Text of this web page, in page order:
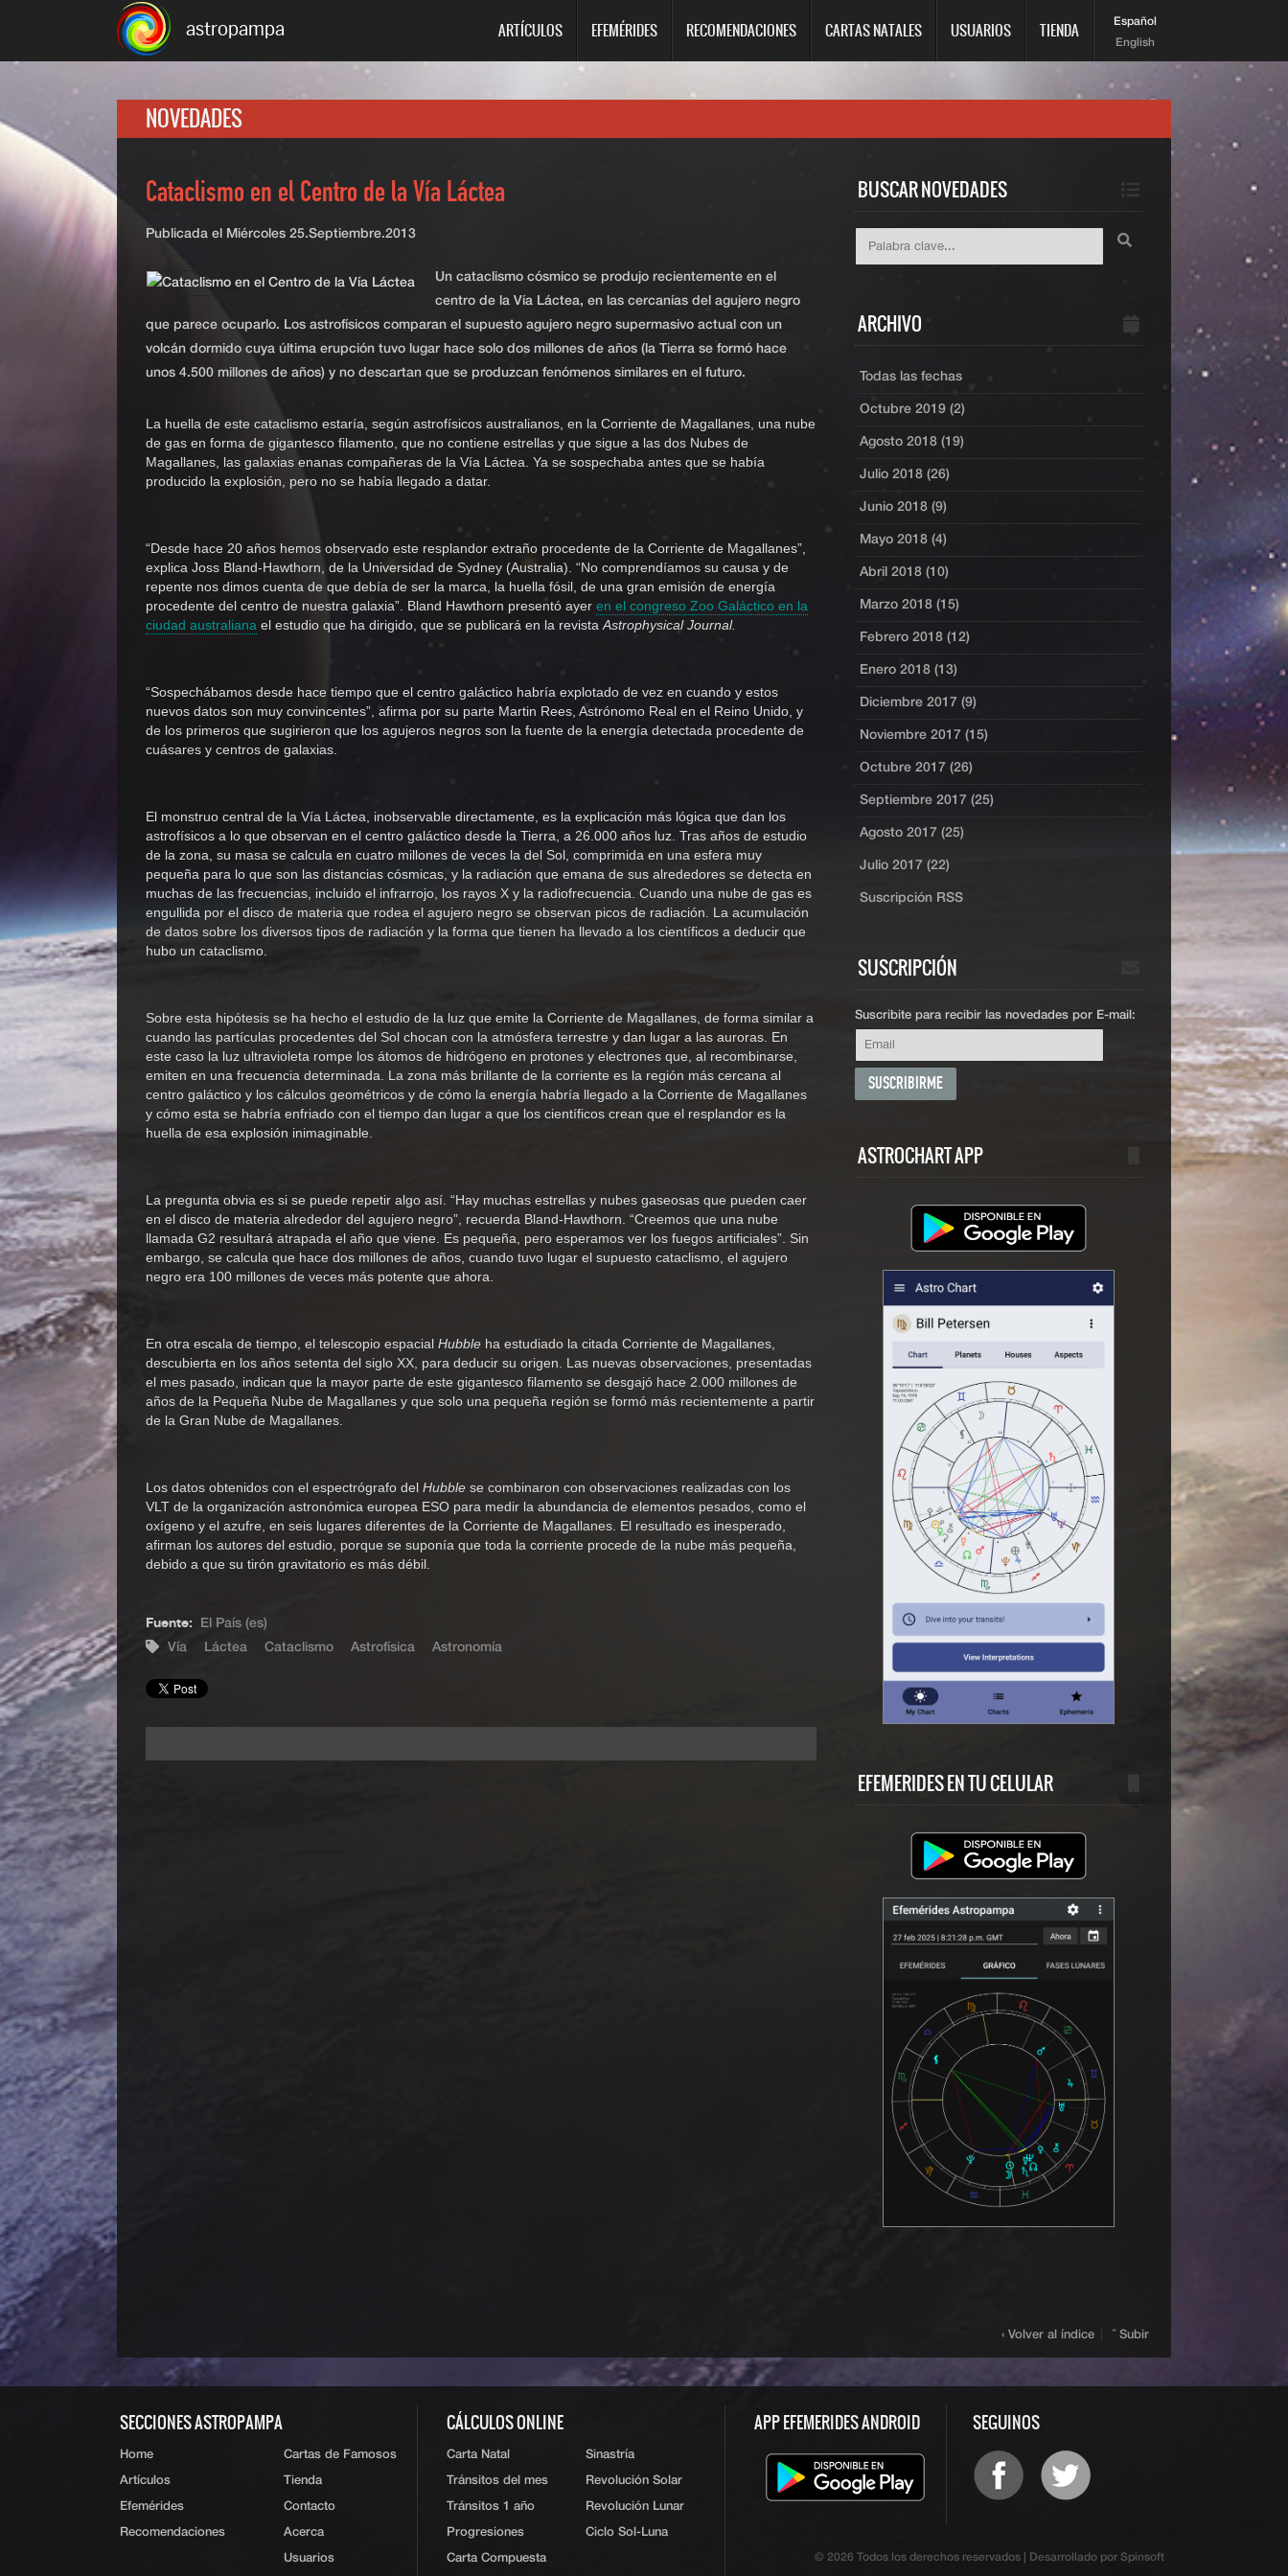
astropampa
Español
English
ARTÍCULOS EFEMÉRIDES RECOMENDACIONES CARTAS NATALES USUARIOS TIENDA
NOVEDADES
Cataclismo en el Centro de la Vía Láctea
Publicada el Miércoles 25.Septiembre.2013
Un cataclismo cósmico se produjo recientemente en el
centro de la Vía Láctea, en las cercanías del agujero negro
que parece ocuparlo. Los astrofísicos comparan el supuesto agujero negro supermasivo actual con un
volcán dormido cuya última erupción tuvo lugar hace solo dos millones de años (la Tierra se formó hace
unos 4.500 millones de años) y no descartan que se produzcan fenómenos similares en el futuro.
La huella de este cataclismo estaría, según astrofísicos australianos, en la Corriente de Magallanes, una nube
de gas en forma de gigantesco filamento, que no contiene estrellas y que sigue a las dos Nubes de
Magallanes, las galaxias enanas compañeras de la Vía Láctea. Ya se sospechaba antes que se había
producido la explosión, pero no se había llegado a datar.
“Desde hace 20 años hemos observado este resplandor extraño procedente de la Corriente de Magallanes”,
explica Joss Bland-Hawthorn, de la Universidad de Sydney (Australia). “No comprendíamos su causa y de
repente nos dimos cuenta de que debía de ser la marca, la huella fósil, de una gran emisión de energía
procedente del centro de nuestra galaxia”. Bland Hawthorn presentó ayer en el congreso Zoo Galáctico en la
ciudad australiana el estudio que ha dirigido, que se publicará en la revista Astrophysical Journal.
“Sospechábamos desde hace tiempo que el centro galáctico habría explotado de vez en cuando y estos
nuevos datos son muy convincentes”, afirma por su parte Martin Rees, Astrónomo Real en el Reino Unido, y
de los primeros que sugirieron que los agujeros negros son la fuente de la energía detectada procedente de
cuásares y centros de galaxias.
El monstruo central de la Vía Láctea, inobservable directamente, es la explicación más lógica que dan los
astrofísicos a lo que observan en el centro galáctico desde la Tierra, a 26.000 años luz. Tras años de estudio
de la zona, su masa se calcula en cuatro millones de veces la del Sol, comprimida en una esfera muy
pequeña para lo que son las distancias cósmicas, y la radiación que emana de sus alrededores se detecta en
muchas de las frecuencias, incluido el infrarrojo, los rayos X y la radiofrecuencia. Cuando una nube de gas es
engullida por el disco de materia que rodea el agujero negro se observan picos de radiación. La acumulación
de datos sobre los diversos tipos de radiación y la forma que tienen ha llevado a los científicos a deducir que
hubo un cataclismo.
Sobre esta hipótesis se ha hecho el estudio de la luz que emite la Corriente de Magallanes, de forma similar a
cuando las partículas procedentes del Sol chocan con la atmósfera terrestre y dan lugar a las auroras. En
este caso la luz ultravioleta rompe los átomos de hidrógeno en protones y electrones que, al recombinarse,
emiten en una frecuencia determinada. La zona más brillante de la corriente es la región más cercana al
centro galáctico y los cálculos geométricos y de cómo la energía habría llegado a la Corriente de Magallanes
y cómo esta se habría enfriado con el tiempo dan lugar a que los científicos crean que el resplandor es la
huella de esa explosión inimaginable.
La pregunta obvia es si se puede repetir algo así. “Hay muchas estrellas y nubes gaseosas que pueden caer
en el disco de materia alrededor del agujero negro”, recuerda Bland-Hawthorn. “Creemos que una nube
llamada G2 resultará atrapada el año que viene. Es pequeña, pero esperamos ver los fuegos artificiales”. Sin
embargo, se calcula que hace dos millones de años, cuando tuvo lugar el supuesto cataclismo, el agujero
negro era 100 millones de veces más potente que ahora.
En otra escala de tiempo, el telescopio espacial Hubble ha estudiado la citada Corriente de Magallanes,
descubierta en los años setenta del siglo XX, para deducir su origen. Las nuevas observaciones, presentadas
el mes pasado, indican que la mayor parte de este gigantesco filamento se desgajó hace 2.000 millones de
años de la Pequeña Nube de Magallanes y que solo una pequeña región se formó más recientemente a partir
de la Gran Nube de Magallanes.
Los datos obtenidos con el espectrógrafo del Hubble se combinaron con observaciones realizadas con los
VLT de la organización astronómica europea ESO para medir la abundancia de elementos pesados, como el
oxígeno y el azufre, en seis lugares diferentes de la Corriente de Magallanes. El resultado es inesperado,
afirman los autores del estudio, porque se suponía que toda la corriente procede de la nube más pequeña,
debido a que su tirón gravitatorio es más débil.
Fuente:
El País (es)
Vía
Láctea Cataclismo Astrofísica Astronomía
BUSCAR NOVEDADES
ARCHIVO
Todas las fechas
Octubre 2019 (2)
Agosto 2018 (19)
Julio 2018 (26)
Junio 2018 (9)
Mayo 2018 (4)
Abril 2018 (10)
Marzo 2018 (15)
Febrero 2018 (12)
Enero 2018 (13)
Diciembre 2017 (9)
Noviembre 2017 (15)
Octubre 2017 (26)
Septiembre 2017 (25)
Agosto 2017 (25)
Julio 2017 (22)
Suscripción RSS
SUSCRIPCIÓN
Suscribite para recibir las novedades por E-mail:
ASTROCHART APP
EFEMERIDES EN TU CELULAR
‹ Volver al índice ˆ Subir
SECCIONES ASTROPAMPA
Home
Artículos
Efemérides
Recomendaciones
Cartas de Famosos
Tienda
Contacto
Acerca
Usuarios
CÁLCULOS ONLINE
Carta Natal
Tránsitos del mes
Tránsitos 1 año
Progresiones
Carta Compuesta
Sinastría
Revolución Solar
Revolución Lunar
Ciclo Sol-Luna
APP EFEMERIDES ANDROID SEGUINOS
© 2026 Todos los derechos reservados | Desarrollado por Spinsoft